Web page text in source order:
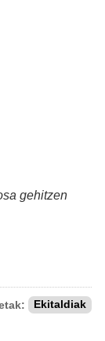
gehitzen
Ekitaldiak